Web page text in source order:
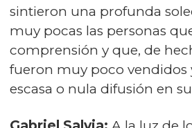
sintieron una profunda
muy pocas las personas
comprensión y que, de
fueron muy poco vendidos
escasa o nula difusión en